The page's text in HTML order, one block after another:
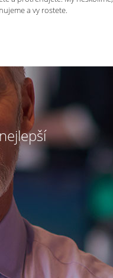
a vy rostete.